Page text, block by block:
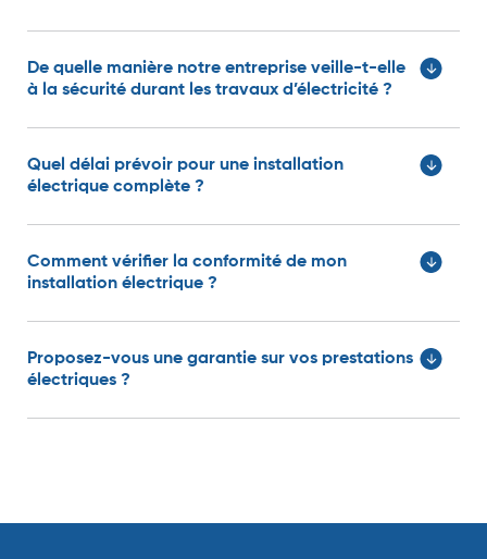
De quelle manière notre entreprise veille-t-elle
à la sécurité durant les travaux d’électricité ?
Quel délai prévoir pour une installation
électrique complète ?
Comment vérifier la conformité de mon
installation électrique ?
Proposez-vous une garantie sur vos prestations
électriques ?